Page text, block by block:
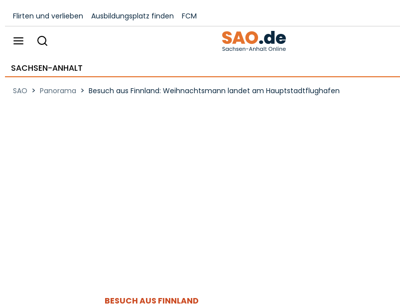
Flirten und verlieben Ausbildungsplatz finden FCM
SACHSEN-ANHALT
SAO > Panorama > Besuch aus Finnland: Weihnachtsmann landet am Hauptstadtflughafen
BESUCH AUS FINNLAND